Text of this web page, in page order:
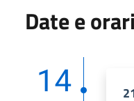
Date e orari
14